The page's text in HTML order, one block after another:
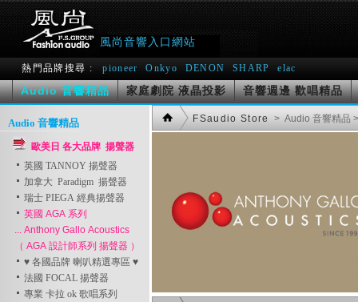
風尚音響入口網站
熱門品牌搜尋 : pioneer Onkyo DENON SHARP elac
Audio 音響精品 家庭劇院 液晶投影 音響週邊 歡唱精品
Audio 音響精品
歐美日 各大品牌 揚聲器
英國 TANNOY 揚聲器
加拿大 Paradigm 揚聲器
瑞士 PIEGA 經典揚聲器
英國 AGA 系列
... Anthony Gallo Acoustics
（ AGA 設計師系列 揚聲器 ）
♥ 各國品牌 喇叭精選專區 ♥
法國 FOCAL 揚聲器
專業 卡拉 ok 歌唱系列
FSaudio Store > Audio 音響精品>